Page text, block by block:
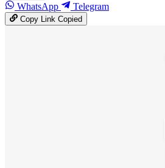
WhatsApp Telegram
Copy LinkCopied